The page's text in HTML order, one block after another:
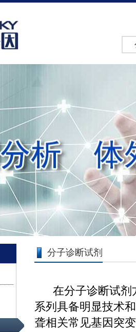
分子诊断试剂
在分子诊断试剂
系列具备明显技术
聋相关常见基因突